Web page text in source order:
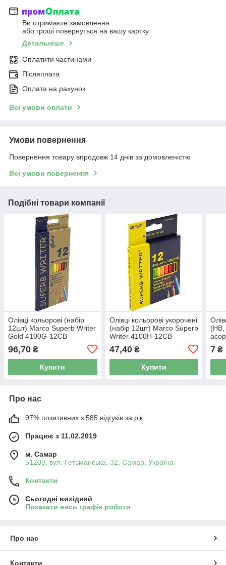
Ви отримаєте замовлення
або гроші повернуться на вашу картку
Детальніше
Оплатити частинами
Післяплата
Оплата на рахунок
Всі умови оплати
Умови повернення
Повернення товару впродовж 14 днів за домовленістю
Всі умови повернення
Подібні товари компанії
Олівці кольорові (набір
12шт) Marco Superb Writer
Gold 4100G-12CB
96,70 ₴
Купити
Олівці кольорові укорочені
(набір 12шт) Marco Superb
Writer 4100H-12CB
47,40₴
Купити
7 ₴
Про нас
97% позитивних з 585 відгуків за рік
Працює з 11.02.2019
м. Самар
51200, вул. Гетьманська, 32, Самар, Україна
Контакти
Сьогодні вихідний
Показати весь графік роботи
Про нас
Контакти